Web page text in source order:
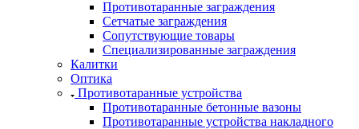
Противотаранные заграждения
Сетчатые заграждения
Сопутствующие товары
Специализированные заграждения
Калитки
Оптика
Противотаранные устройства
Противотаранные бетонные вазоны
Противотаранные устройства накладного